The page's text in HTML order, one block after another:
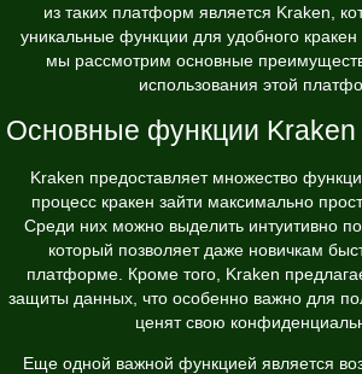
из таких платформ является Kraken,
уникальные функции для удобного кракен
мы рассмотрим основные
использования этой
Основные функции Kraken
Kraken предоставляет множество
процесс кракен зайти максимально
Среди них можно выделить интуитивно
который позволяет даже новичкам
платформе. Кроме того, Kraken
защиты данных, что особенно важно для
ценят свою
Еще одной важной функцией является